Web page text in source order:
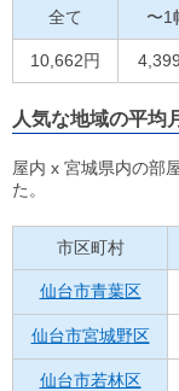
全て 〜1
10,662円
人気な地域の平均
屋内 x 宮城県内の部
た。
市区町村
仙台市青葉区
仙台市宮城野区
仙台市若林区